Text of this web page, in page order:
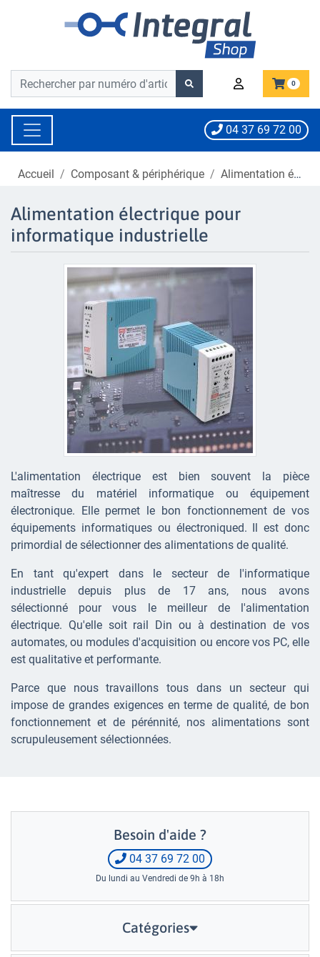
Barre de recherche
Barre de recherche 0
04 37 69 72 00
Accueil Composant & périphérique Alimentation électrique pour informatique industrielle
Alimentation électrique pour
informatique industrielle
L'alimentation électrique est bien souvent la pièce
maîtresse du matériel informatique ou équipement
électronique. Elle permet le bon fonctionnement de vos
équipements informatiques ou électroniqued. Il est donc
primordial de sélectionner des alimentations de qualité.
En tant qu'expert dans le secteur de l'informatique
industrielle depuis plus de 17 ans, nous avons
sélectionné pour vous le meilleur de l'alimentation
électrique. Qu'elle soit rail Din ou à destination de vos
automates, ou modules d'acquisition ou encore vos PC, elle
est qualitative et performante.
Parce que nous travaillons tous dans un secteur qui
impose de grandes exigences en terme de qualité, de bon
fonctionnement et de pérénnité, nos alimentations sont
scrupuleusement sélectionnées.
Besoin d'aide ?
04 37 69 72 00
Du lundi au Vendredi de 9h à 18h
Catégories